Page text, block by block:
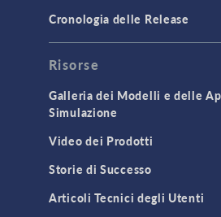
Cronologia delle Release
Risorse
Galleria dei Modelli e delle
Simulazione
Video dei Prodotti
Storie di Successo
Articoli Tecnici degli Utenti